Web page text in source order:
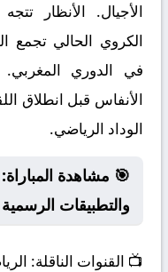
الأجيال. الأنظار
الكروي الحالي تجمع
في الدوري
الأنفاس قبل انطلاق
الوداد الرياضي.
🎯 مشاهدة
والتطبيقات الرسمية
📺 القنوات الناقلة: